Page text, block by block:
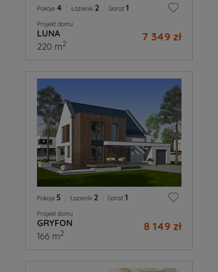
Pokoje 4 Łazienki 2 Garaż 1
Projekt domu
LUNA 7 349 zł
220 m2
Pokoje 5 Łazienki 2 Garaż 1
Projekt domu
GRYFON 8 149 zł
166 m2